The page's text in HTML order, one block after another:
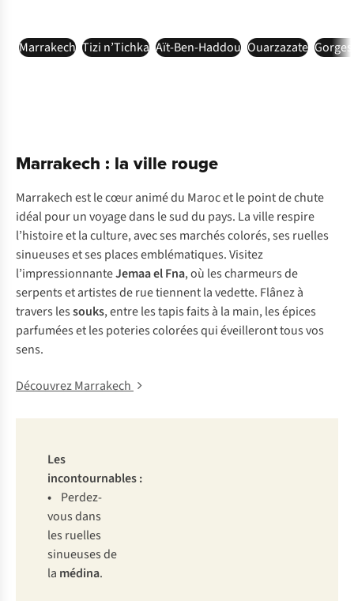
Marrakech Tizi n’Tichka Aït-Ben-Haddou Ouarzazate
Marrakech : la ville rouge
Marrakech est le cœur animé du Maroc et le point de chute
idéal pour un voyage dans le sud du pays. La ville respire
l’histoire et la culture, avec ses marchés colorés, ses ruelles
sinueuses et ses places emblématiques. Visitez
l’impressionnanteJemaa el Fna, où les charmeurs de
serpents et artistes de rue tiennent la vedette. Flânez à
travers lessouks, entre les tapis faits à la main, les épices
parfumées et les poteries colorées qui éveilleront tous vos
sens.
Découvrez Marrakech
Les
incontournables :
• Perdez-
vous dans
les ruelles
sinueuses de
la médina.